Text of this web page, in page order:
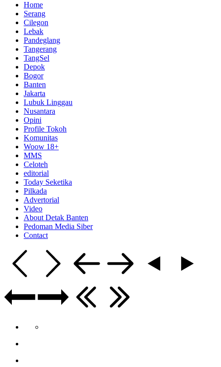
Home
Serang
Cilegon
Lebak
Pandeglang
Tangerang
TangSel
Depok
Bogor
Banten
Jakarta
Lubuk Linggau
Nusantara
Opini
Profile Tokoh
Komunitas
Woow 18+
MMS
Celoteh
editorial
Today Seketika
Pilkada
Advertorial
Video
About Detak Banten
Pedoman Media Siber
Contact